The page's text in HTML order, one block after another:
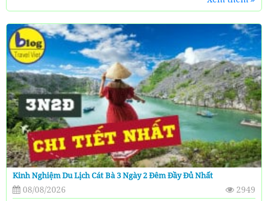
Kinh Nghiệm Du Lịch Cát Bà 3 Ngày 2 Đêm Đầy Đủ Nhất
08/08/2026
2949